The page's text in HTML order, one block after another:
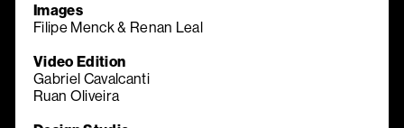
Images
Filipe Menck & Renan Leal
Video Edition
Gabriel Cavalcanti
Ruan Oliveira